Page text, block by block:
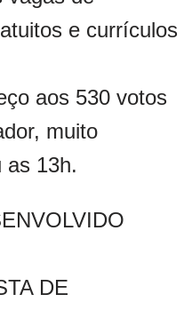
e currículos
aos 530 votos
muito
as 13h.
DE